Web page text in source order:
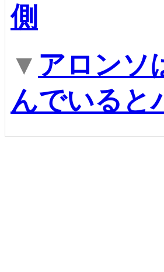
側
▼ アロンソ
んでいると